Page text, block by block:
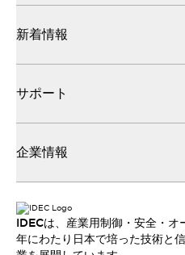
新着情報
サポート
企業情報
IDECは、産業用制御・安全・オ
年にわたり日本で培った技術と